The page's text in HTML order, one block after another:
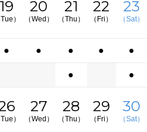
19
Tue）
20
（Wed）
21
（Thu）
22
（Fri）
23
（Sat）
● ● ● ● ●
● ●
Tue）
27
（Wed）
28
（Thu）
29
（Fri）
30
（Sat）